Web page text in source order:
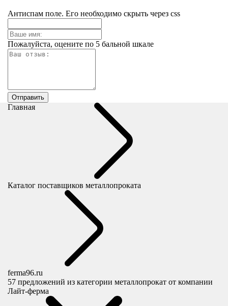
Антиспам поле. Его необходимо скрыть через css
Пожалуйста, оцените по 5 бальной шкале
Главная
Каталог поставщиков металлопроката
ferma96.ru
57 предложений из категории металлопрокат от компании
Лайт-ферма